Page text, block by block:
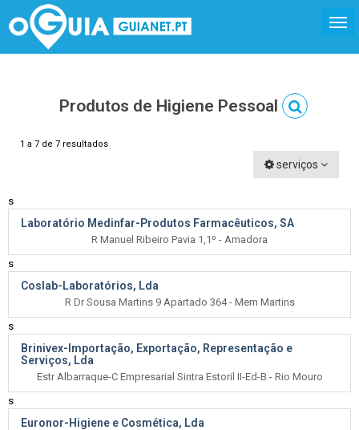
Produtos de Higiene Pessoal
1 a 7 de 7 resultados
serviços
s
Laboratório Medinfar-Produtos Farmacêuticos, SA
R Manuel Ribeiro Pavia 1,1º - Amadora
s
Coslab-Laboratórios, Lda
R Dr Sousa Martins 9 Apartado 364 - Mem Martins
s
Brinivex-Importação, Exportação, Representação e
Serviços, Lda
Estr Albarraque-C Empresarial Sintra Estoril II-Ed-B - Rio Mouro
s
Euronor-Higiene e Cosmética, Lda